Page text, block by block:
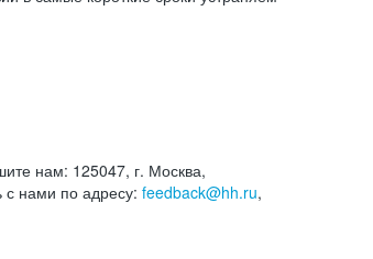
нам: 125047, г. Москва,
с нами по адресу: feedback@hh.ru,